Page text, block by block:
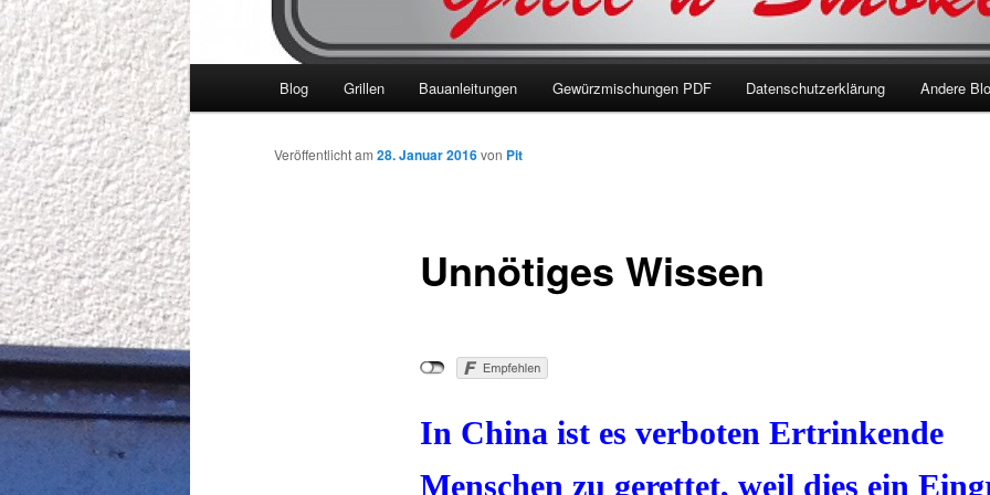
Blog Grillen Bauanleitungen Gewürzmischungen PDF Datenschutzerklärung Andere
Unnötiges Wissen
Veröffentlicht am 28. Januar 2016von Pit
In China ist es verboten Ertrinkende
Menschen zu gerettet, weil dies ein